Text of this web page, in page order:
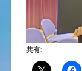
共有: